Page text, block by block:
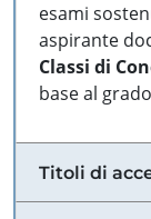
esami
aspirante
Classi di
base al
Titoli di